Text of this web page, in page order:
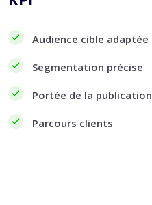
Audience cible adaptée
Segmentation précise
Portée de la publication
Parcours clients